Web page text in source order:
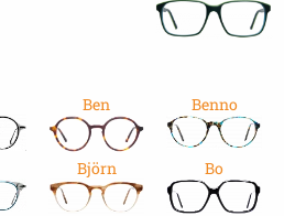
Ben Benno
Björn Bo